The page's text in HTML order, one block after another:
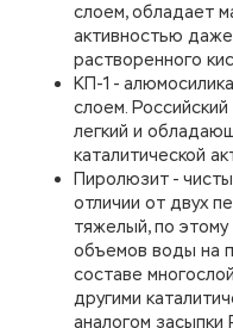
слоем, обладает
активностью
растворенного
КП-1 -
слоем.
легкий и
каталитической
Пиролюзит -
отличии от двух
тяжелый, по
объемов воды на
составе
другими
аналогом засыпки